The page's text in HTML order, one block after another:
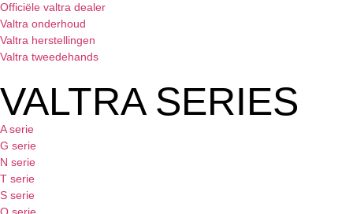
Officiële valtra dealer
Valtra onderhoud
Valtra herstellingen
Valtra tweedehands
VALTRA SERIES
A serie
G serie
N serie
T serie
S serie